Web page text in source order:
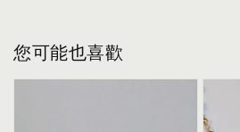
您可能也喜歡